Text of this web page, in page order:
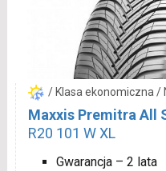
/ Klasa ekonomiczna /
Maxxis Premitra All
R20 101 W XL
Gwarancja – 2 lata